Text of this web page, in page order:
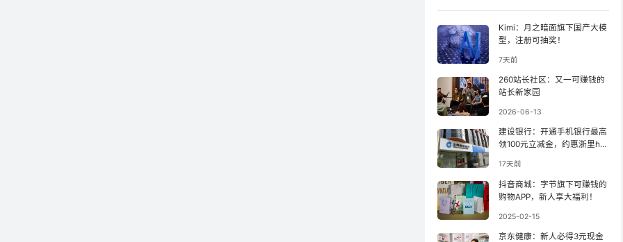
Kimi：月之暗面旗下国产大模
型，注册可抽奖！
7天前
260站长社区：又一可赚钱的
站长新家园
2026-06-13
建设银行：开通手机银行最高
领100元立减金，约惠浙里ha
17天前
抖音商城：字节旗下可赚钱的
购物APP，新人享大福利！
2025-02-15
京东健康：新人必得3元现金